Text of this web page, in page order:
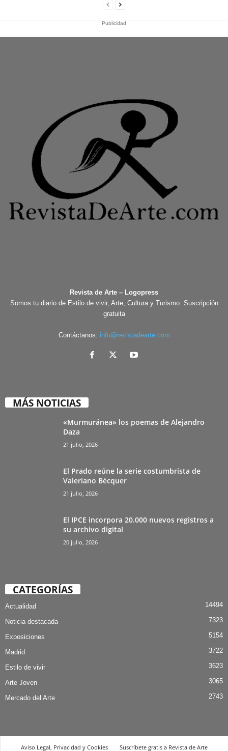
Publicidad
Revista de Arte – Logopress
Somos tu diario de Estilo de vivir, Arte, Cultura y Turismo. Suscripción
gratuita
Contáctanos: info@revistadearte.com
MÁS NOTICIAS
«Murmuránea» los poemas de Alejandro
Daza
21 julio, 2026
El Prado reúne la serie costumbrista de
Valeriano Bécquer
21 julio, 2026
El IPCE incorpora 20.000 nuevos registros a
su archivo digital
20 julio, 2026
CATEGORÍAS
Actualidad 14494
Noticia destacada 7323
Exposiciones 5154
Madrid 3722
Estilo de vivir 3623
Arte Joven 3065
Mercado del Arte 2743
Aviso Legal, Privacidad y Cookies Suscríbete gratis a Revista de Arte